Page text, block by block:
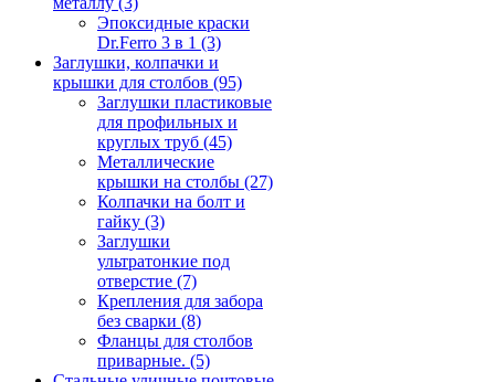
Эпоксидные краски
Dr.Ferro 3 в 1 (3)
Заглушки, колпачки и
крышки для столбов (95)
Заглушки пластиковые
для профильных и
круглых труб (45)
Металлические
крышки на столбы (27)
Колпачки на болт и
гайку (3)
Заглушки
ультратонкие под
отверстие (7)
Крепления для забора
без сварки (8)
Фланцы для столбов
приварные. (5)